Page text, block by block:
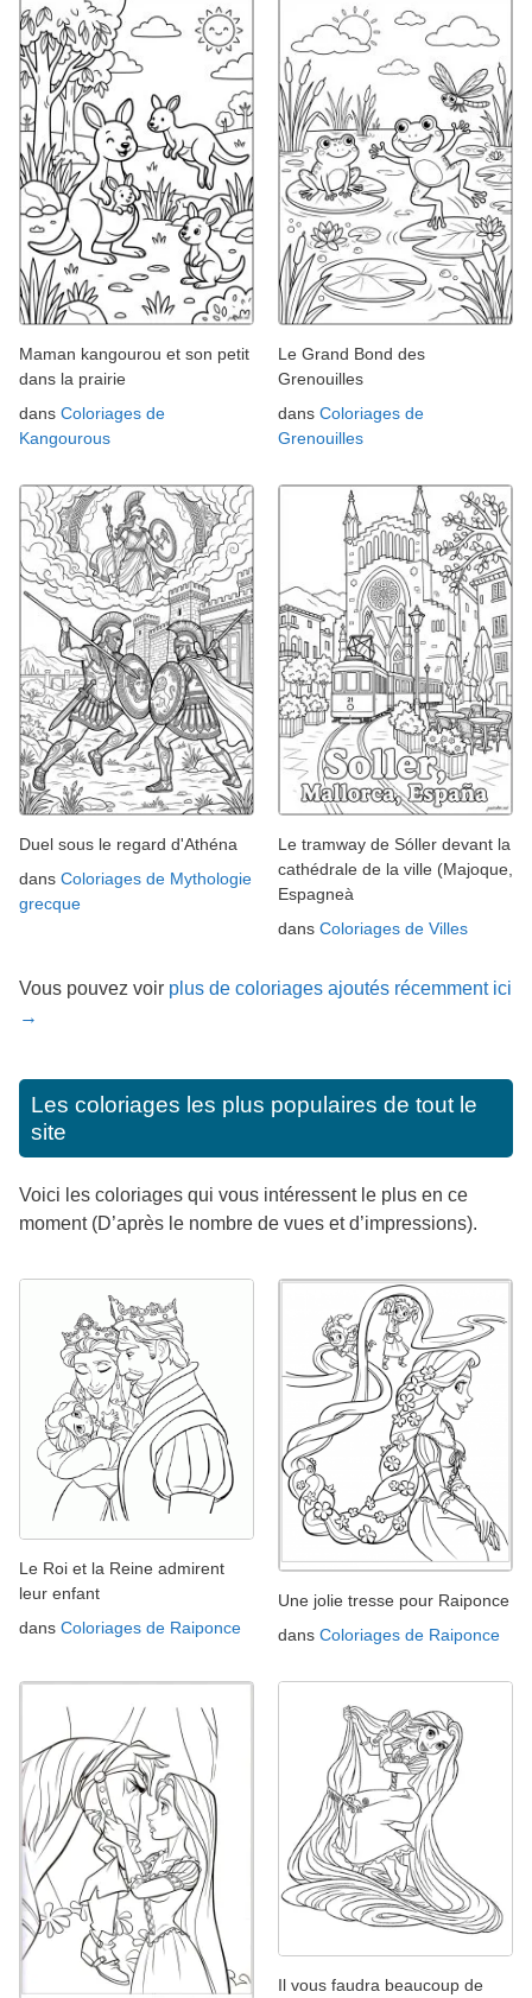
Maman kangourou et son petit
dans la prairie
dans Coloriages de
Kangourous
Le Grand Bond des
Grenouilles
dans Coloriages de
Grenouilles
Duel sous le regard d'Athéna
dans Coloriages de Mythologie
grecque
Le tramway de Sóller devant la
cathédrale de la ville (Majoque,
Espagneà
dans Coloriages de Villes
Vous pouvez voir plus de coloriages ajoutés récemment ici
→
Les coloriages les plus populaires de tout le
site
Voici les coloriages qui vous intéressent le plus en ce
moment (D’après le nombre de vues et d’impressions).
Le Roi et la Reine admirent
leur enfant
dans Coloriages de Raiponce
Une jolie tresse pour Raiponce
dans Coloriages de Raiponce
Il vous faudra beaucoup de